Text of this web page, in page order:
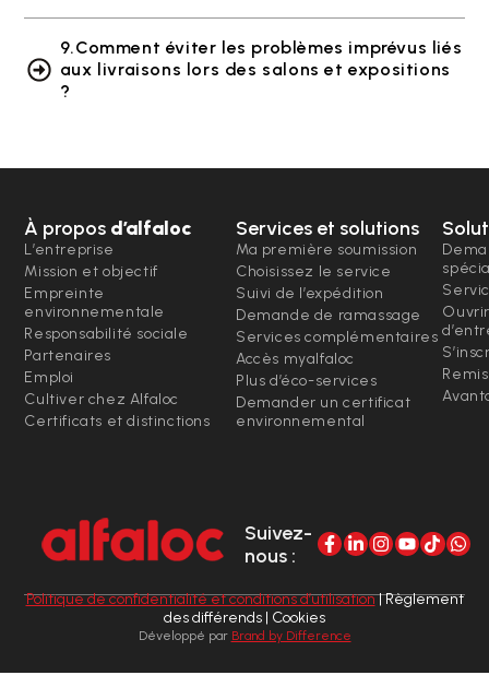
9.Comment éviter les problèmes imprévus liés
aux livraisons lors des salons et expositions
?
À propos d’alfaloc
L’entreprise
Mission et objectif
Empreinte
environnementale
Responsabilité sociale
Partenaires
Emploi
Cultiver chez Alfaloc
Certificats et distinctions
Services et solutions
Ma première soumission
Choisissez le service
Suivi de l’expédition
Demande de ramassage
Services complémentaires
Accès myalfaloc
Plus d’éco-services
Demander un certificat
environnemental
Suivez-
nous :
Politique de confidentialité et conditions d’utilisation| Règlement
des différends | Cookies
Développé par Brand by Difference